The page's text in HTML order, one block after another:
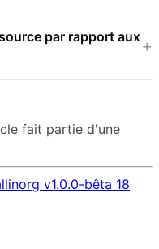
par rapport aux
fait partie d'une
v1.0.0-bêta 18